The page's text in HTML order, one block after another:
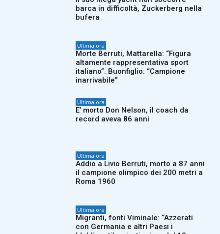
barca in difficoltà, Zuckerberg nella
bufera
Ultima ora
Morte Berruti, Mattarella: “Figura
altamente rappresentativa sport
italiano”. Buonfiglio: “Campione
inarrivabile”
Ultima ora
E’ morto Don Nelson, il coach da
record aveva 86 anni
Ultima ora
Addio a Livio Berruti, morto a 87 anni
il campione olimpico dei 200 metri a
Roma 1960
Ultima ora
Migranti, fonti Viminale: “Azzerati
con Germania e altri Paesi i